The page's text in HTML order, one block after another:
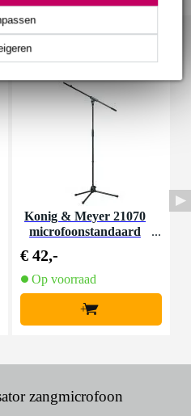
Konig & Meyer 21070
microfoonstandaard
€ 42,-
Op voorraad
+
zangmicrofoon